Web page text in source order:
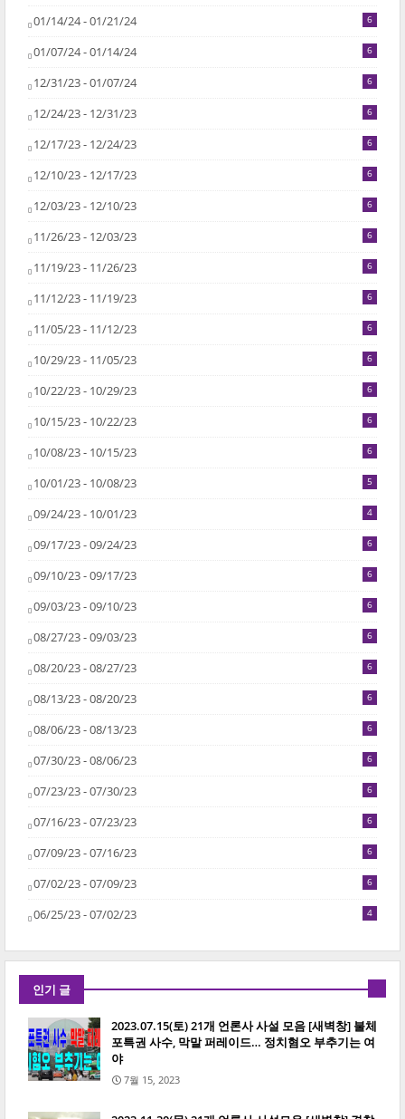
01/14/24 - 01/21/24 6
01/07/24 - 01/14/24 6
12/31/23 - 01/07/24 6
12/24/23 - 12/31/23 6
12/17/23 - 12/24/23 6
12/10/23 - 12/17/23 6
12/03/23 - 12/10/23 6
11/26/23 - 12/03/23 6
11/19/23 - 11/26/23 6
11/12/23 - 11/19/23 6
11/05/23 - 11/12/23 6
10/29/23 - 11/05/23 6
10/22/23 - 10/29/23 6
10/15/23 - 10/22/23 6
10/08/23 - 10/15/23 6
10/01/23 - 10/08/23 5
09/24/23 - 10/01/23 4
09/17/23 - 09/24/23 6
09/10/23 - 09/17/23 6
09/03/23 - 09/10/23 6
08/27/23 - 09/03/23 6
08/20/23 - 08/27/23 6
08/13/23 - 08/20/23 6
08/06/23 - 08/13/23 6
07/30/23 - 08/06/23 6
07/23/23 - 07/30/23 6
07/16/23 - 07/23/23 6
07/09/23 - 07/16/23 6
07/02/23 - 07/09/23 6
06/25/23 - 07/02/23 4
인기 글
2023.07.15(토) 21개 언론사 사설 모음 [새벽창] 불체
포특권 사수, 막말 퍼레이드… 정치혐오 부추기는 여
야
7월 15, 2023